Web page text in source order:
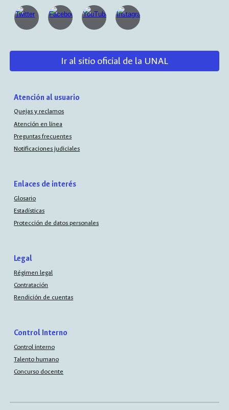
Ir al sitio oficial de la UNAL
Atención al usuario
Quejas y reclamos
Atención en línea
Preguntas frecuentes
Notificaciones judiciales
Enlaces de interés
Glosario
Estadísticas
Protección de datos personales
Legal
Régimen legal
Contratación
Rendición de cuentas
Control Interno
Control interno
Talento humano
Concurso docente